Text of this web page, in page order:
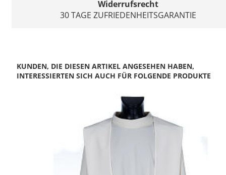
Widerrufsrecht
30 TAGE ZUFRIEDENHEITSGARANTIE
KUNDEN, DIE DIESEN ARTIKEL ANGESEHEN HABEN,
INTERESSIERTEN SICH AUCH FÜR FOLGENDE PRODUKTE